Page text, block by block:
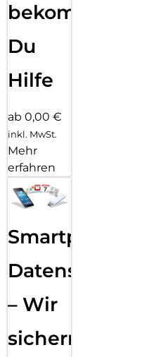
bekommst
Du
Hilfe
ab 0,00 €
inkl. MwSt.
Mehr
erfahren
Smartphone
Datensicherung
– Wir
sichern